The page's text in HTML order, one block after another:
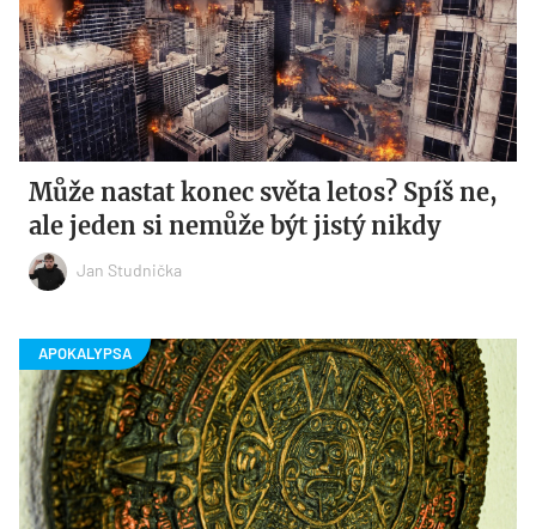
Může nastat konec světa letos? Spíš ne,
ale jeden si nemůže být jistý nikdy
Jan Studnička